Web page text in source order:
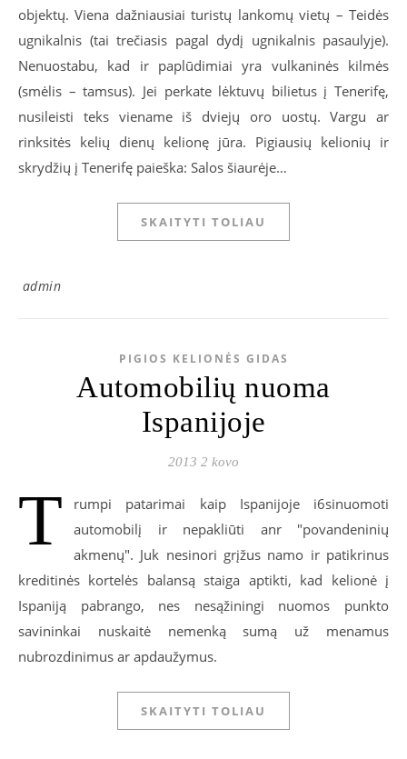
objektų. Viena dažniausiai turistų lankomų vietų – Teidės
ugnikalnis (tai trečiasis pagal dydį ugnikalnis pasaulyje).
Nenuostabu, kad ir paplūdimiai yra vulkaninės kilmės
(smėlis – tamsus). Jei perkate lėktuvų bilietus į Tenerifę,
nusileisti teks viename iš dviejų oro uostų. Vargu ar
rinksitės kelių dienų kelionę jūra. Pigiausių kelionių ir
skrydžių į Tenerifę paieška: Salos šiaurėje…
SKAITYTI TOLIAU
admin
PIGIOS KELIONĖS GIDAS
Automobilių nuoma
Ispanijoje
2013 2 kovo
T
rumpi patarimai kaip Ispanijoje i6sinuomoti
automobilį ir nepakliūti anr "povandeninių
akmenų". Juk nesinori grįžus namo ir patikrinus
kreditinės kortelės balansą staiga aptikti, kad kelionė į
Ispaniją pabrango, nes nesąžiningi nuomos punkto
savininkai nuskaitė nemenką sumą už menamus
nubrozdinimus ar apdaužymus.
SKAITYTI TOLIAU